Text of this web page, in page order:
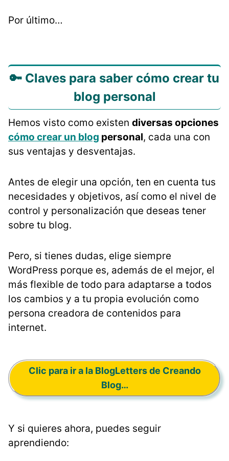
Por último…
🔑 Claves para saber cómo crear tu
blog personal
Hemos visto como existen diversas opciones
cómo crear un blog personal, cada una con
sus ventajas y desventajas.
Antes de elegir una opción, ten en cuenta tus
necesidades y objetivos, así como el nivel de
control y personalización que deseas tener
sobre tu blog.
Pero, si tienes dudas, elige siempre
WordPress porque es, además de el mejor, el
más flexible de todo para adaptarse a todos
los cambios y a tu propia evolución como
persona creadora de contenidos para
internet.
Clic para ir a la BlogLetters de Creando
Blog…
Y si quieres ahora, puedes seguir
aprendiendo: